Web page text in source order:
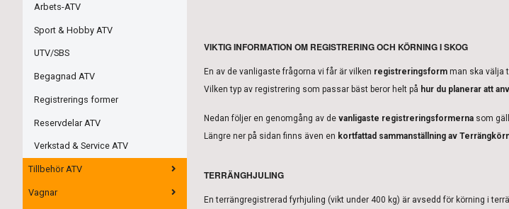
Arbets-ATV
Sport & Hobby ATV
UTV/SBS
Begagnad ATV
Registrerings former
Reservdelar ATV
Verkstad & Service ATV
Tillbehör ATV
Vagnar
VIKTIG INFORMATION OM REGISTRERING OCH KÖRNING I SKOG
En av de vanligaste frågorna vi får är vilken registreringsform man ska välja
Vilken typ av registrering som passar bäst beror helt på hur du planerar att
Nedan följer en genomgång av de vanligaste registreringsformerna som
Längre ner på sidan finns även en kortfattad sammanställning av
TERRÄNGHJULING
En terrängregistrerad fyrhjuling (vikt under 400 kg) är avsedd för körning i